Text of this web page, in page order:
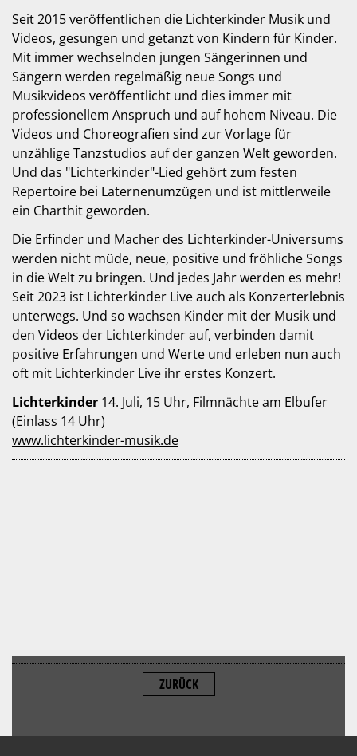
Seit 2015 veröffentlichen die Lichterkinder Musik und
Videos, gesungen und getanzt von Kindern für Kinder.
Mit immer wechselnden jungen Sängerinnen und
Sängern werden regelmäßig neue Songs und
Musikvideos veröffentlicht und dies immer mit
professionellem Anspruch und auf hohem Niveau. Die
Videos und Choreografien sind zur Vorlage für
unzählige Tanzstudios auf der ganzen Welt geworden.
Und das "Lichterkinder"-Lied gehört zum festen
Repertoire bei Laternenumzügen und ist mittlerweile
ein Charthit geworden.
Die Erfinder und Macher des Lichterkinder-Universums
werden nicht müde, neue, positive und fröhliche Songs
in die Welt zu bringen. Und jedes Jahr werden es mehr!
Seit 2023 ist Lichterkinder Live auch als Konzerterlebnis
unterwegs. Und so wachsen Kinder mit der Musik und
den Videos der Lichterkinder auf, verbinden damit
positive Erfahrungen und Werte und erleben nun auch
oft mit Lichterkinder Live ihr erstes Konzert.
Lichterkinder 14. Juli, 15 Uhr, Filmnächte am Elbufer
(Einlass 14 Uhr)
www.lichterkinder-musik.de
ZURÜCK